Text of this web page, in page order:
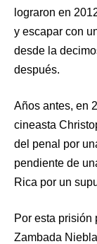
lograron en
y escapar con
desde la
después.
Años antes, en
cineasta
del penal por
pendiente de
Rica por un
Por esta prisión
Zambada